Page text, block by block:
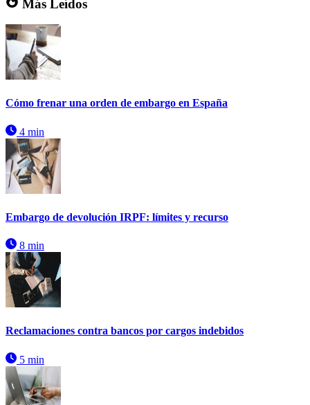
Más Leídos
Cómo frenar una orden de embargo en España
4 min
Embargo de devolución IRPF: límites y recurso
8 min
Reclamaciones contra bancos por cargos indebidos
5 min